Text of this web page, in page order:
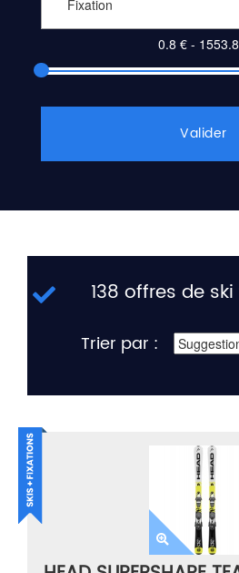
Fixation
Valider
138 offres de
Trier par :